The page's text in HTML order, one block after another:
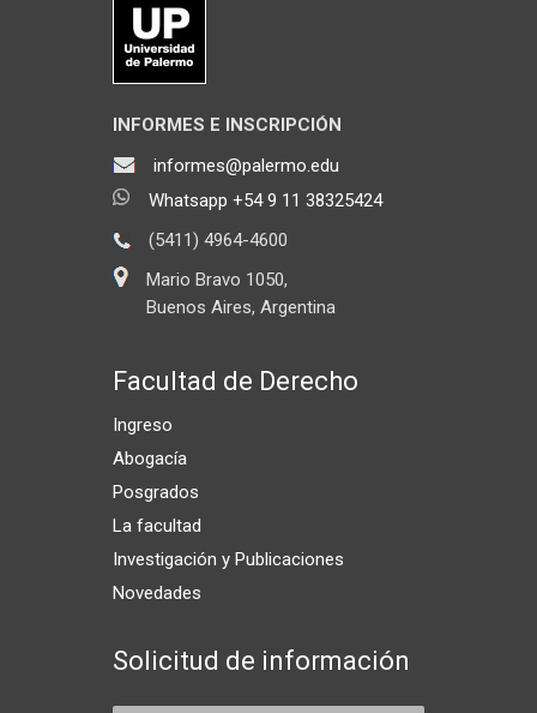
INFORMES E INSCRIPCIÓN
informes@palermo.edu
Whatsapp +54 9 11 38325424
(5411) 4964-4600
Mario Bravo 1050,
Buenos Aires, Argentina
Facultad de Derecho
Ingreso
Abogacía
Posgrados
La facultad
Investigación y Publicaciones
Novedades
Solicitud de información